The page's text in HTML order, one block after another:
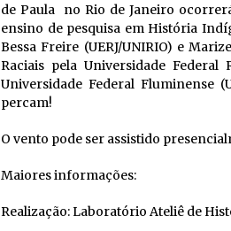
de Paula no Rio de Janeiro
ensino de pesquisa em História
Bessa Freire (UERJ/UNIRIO) e
Raciais pela Universidade
Universidade Federal Fluminense
percam!
O vento pode ser assistido
Maiores informações:
Realização: Laboratório Ateliê de